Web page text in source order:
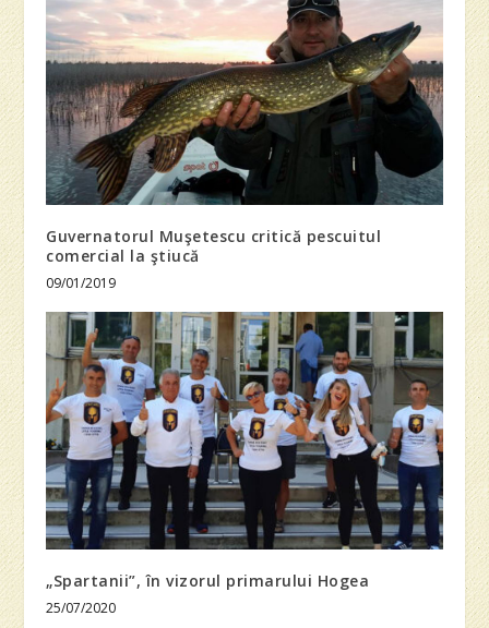
Guvernatorul Muşetescu critică pescuitul
comercial la ştiucă
09/01/2019
„Spartanii”, în vizorul primarului Hogea
25/07/2020